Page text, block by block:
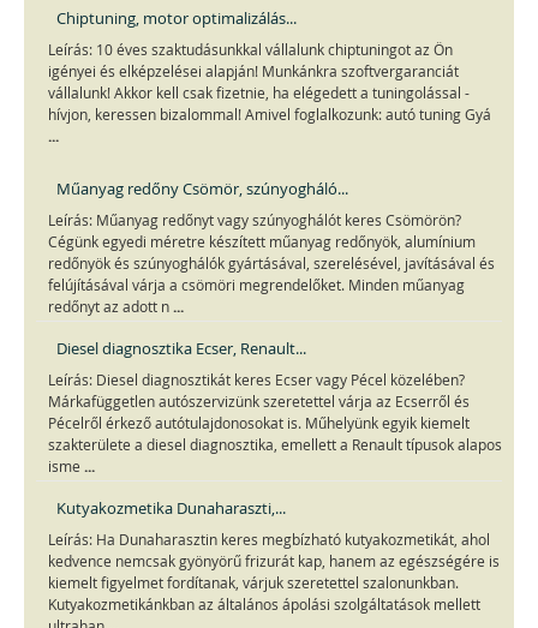
Chiptuning, motor optimalizálás...
Leírás: 10 éves szaktudásunkkal vállalunk chiptuningot az Ön
igényei és elképzelései alapján! Munkánkra szoftvergaranciát
vállalunk! Akkor kell csak fizetnie, ha elégedett a tuningolással -
hívjon, keressen bizalommal! Amivel foglalkozunk: autó tuning Gyá
...
Műanyag redőny Csömör, szúnyogháló...
Leírás: Műanyag redőnyt vagy szúnyoghálót keres Csömörön?
Cégünk egyedi méretre készített műanyag redőnyök, alumínium
redőnyök és szúnyoghálók gyártásával, szerelésével, javításával és
felújításával várja a csömöri megrendelőket. Minden műanyag
redőnyt az adott n ...
Diesel diagnosztika Ecser, Renault...
Leírás: Diesel diagnosztikát keres Ecser vagy Pécel közelében?
Márkafüggetlen autószervizünk szeretettel várja az Ecserről és
Pécelről érkező autótulajdonosokat is. Műhelyünk egyik kiemelt
szakterülete a diesel diagnosztika, emellett a Renault típusok alapos
isme ...
Kutyakozmetika Dunaharaszti,...
Leírás: Ha Dunaharasztin keres megbízható kutyakozmetikát, ahol
kedvence nemcsak gyönyörű frizurát kap, hanem az egészségére is
kiemelt figyelmet fordítanak, várjuk szeretettel szalonunkban.
Kutyakozmetikánkban az általános ápolási szolgáltatások mellett